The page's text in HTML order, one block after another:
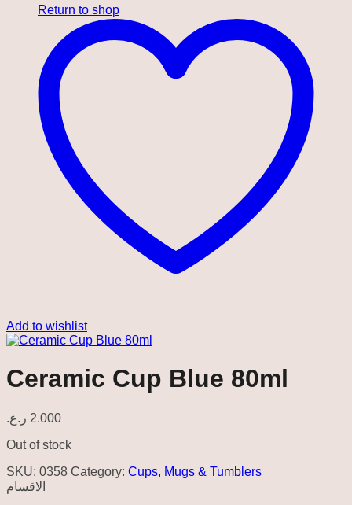
Return to shop
Add to wishlist
Ceramic Cup Blue 80ml
2.000 ر.ع.
Out of stock
SKU: 0358 Category: Cups, Mugs & Tumblers
الاقسام